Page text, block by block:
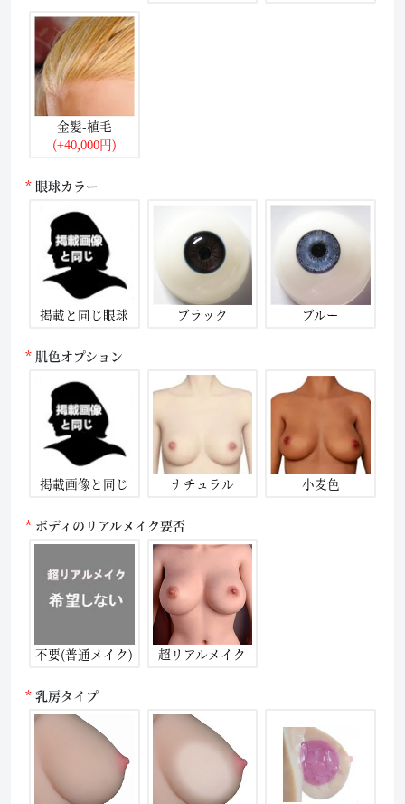
金髪-植毛
(+40,000円)
眼球カラー
掲載と同じ眼球 ブラック ブルー
肌色オプション
掲載画像と同じ ナチュラル 小麦色
ボディのリアルメイク要否
不要(普通メイク) 超リアルメイク
乳房タイプ